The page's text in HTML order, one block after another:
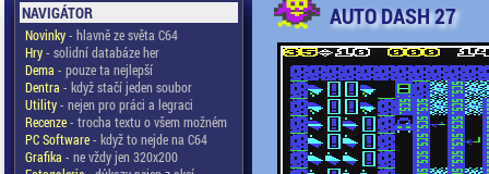
NAVIGÁTOR
Novinky- hlavně ze světa C64
Hry- solidní databáze her
Dema - pouze ta nejlepší
Dentra - když stačí jeden soubor
Utility- nejen pro práci a legraci
Recenze- trocha textu o všem možném
PC Software- když to nejde na C64
Grafika - ne vždy jen 320x200
AUTO DASH 27